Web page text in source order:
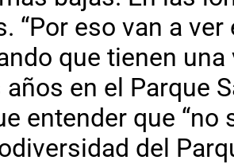
“Por eso van a
que tienen
en el Parque
entender que
del